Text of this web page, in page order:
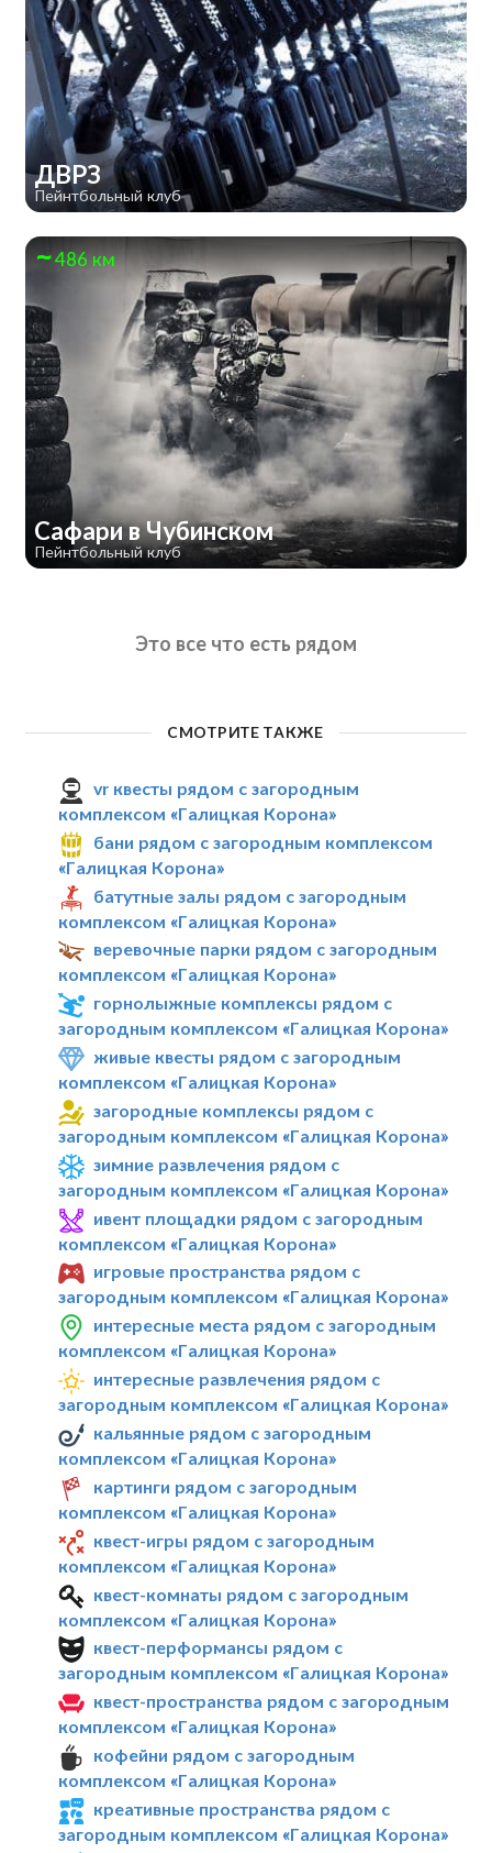
ДВРЗ
Пейнтбольный клуб
486 км
Сафари в Чубинском
Пейнтбольный клуб
Это все что есть рядом
СМОТРИТЕ ТАКЖЕ
vr квесты рядом с загородным
комплексом «Галицкая Корона»
бани рядом с загородным комплексом
«Галицкая Корона»
батутные залы рядом с загородным
комплексом «Галицкая Корона»
веревочные парки рядом с загородным
комплексом «Галицкая Корона»
горнолыжные комплексы рядом с
загородным комплексом «Галицкая Корона»
живые квесты рядом с загородным
комплексом «Галицкая Корона»
загородные комплексы рядом с
загородным комплексом «Галицкая Корона»
зимние развлечения рядом с
загородным комплексом «Галицкая Корона»
ивент площадки рядом с загородным
комплексом «Галицкая Корона»
игровые пространства рядом с
загородным комплексом «Галицкая Корона»
интересные места рядом с загородным
комплексом «Галицкая Корона»
интересные развлечения рядом с
загородным комплексом «Галицкая Корона»
кальянные рядом с загородным
комплексом «Галицкая Корона»
картинги рядом с загородным
комплексом «Галицкая Корона»
квест-игры рядом с загородным
комплексом «Галицкая Корона»
квест-комнаты рядом с загородным
комплексом «Галицкая Корона»
квест-перформансы рядом с
загородным комплексом «Галицкая Корона»
квест-пространства рядом с загородным
комплексом «Галицкая Корона»
кофейни рядом с загородным
комплексом «Галицкая Корона»
креативные пространства рядом с
загородным комплексом «Галицкая Корона»